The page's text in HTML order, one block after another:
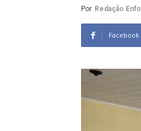
Por Redação
Facebook